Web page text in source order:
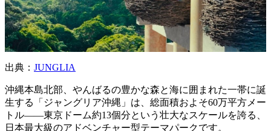
出典： JUNGLIA
沖縄本島北部、やんばるの豊かな森と海に囲まれた一帯に誕
生する「ジャングリア沖縄」は、総面積およそ60万平方メー
トル――東京ドーム約13個分という壮大なスケールを誇る、
日本最大級のアドベンチャー型テーマパークです。